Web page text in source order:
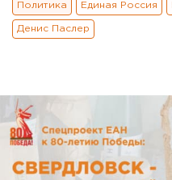
Политика Единая Россия
Денис Паслер